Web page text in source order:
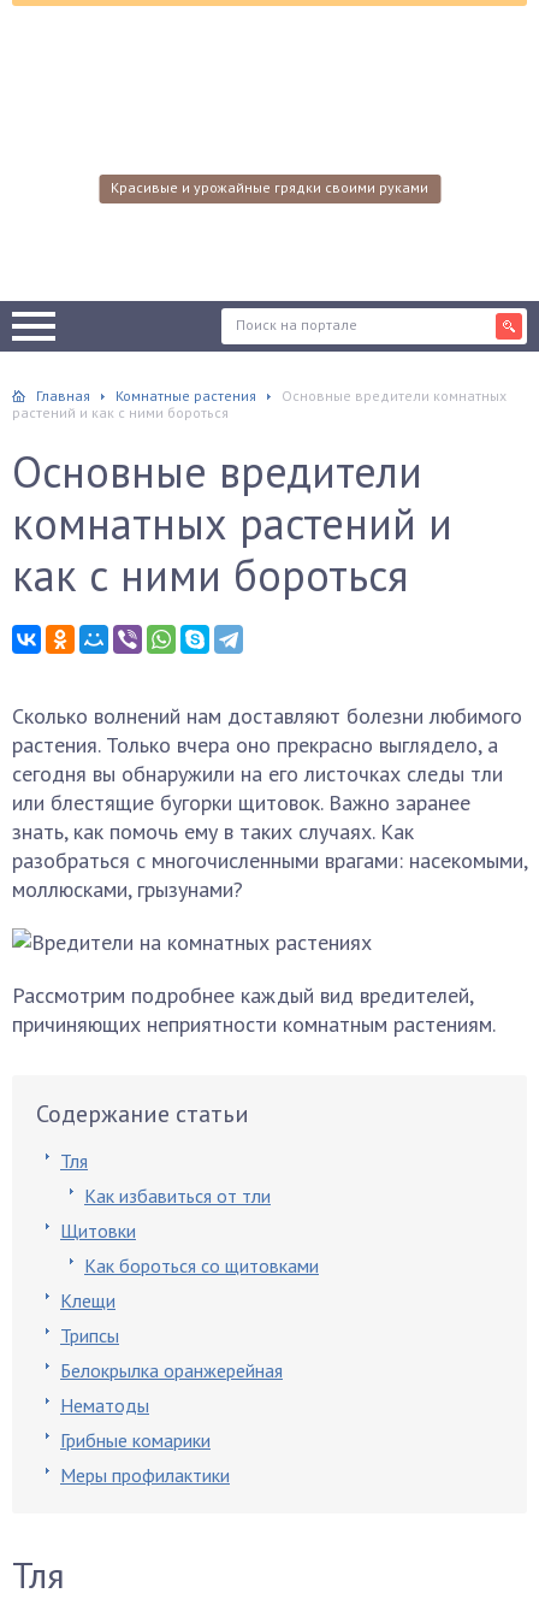
Красивые и урожайные грядки своими руками
Главная Комнатные растения
Основные вредители комнатных
растений и как с ними бороться
Основные вредители
комнатных растений и
как с ними бороться
Сколько волнений нам доставляют болезни любимого
растения. Только вчера оно прекрасно выглядело, а
сегодня вы обнаружили на его листочках следы тли
или блестящие бугорки щитовок. Важно заранее
знать, как помочь ему в таких случаях. Как
разобраться с многочисленными врагами: насекомыми,
моллюсками, грызунами?
Рассмотрим подробнее каждый вид вредителей,
причиняющих неприятности комнатным растениям.
Содержание статьи
Тля
Как избавиться от тли
Щитовки
Как бороться со щитовками
Клещи
Трипсы
Белокрылка оранжерейная
Нематоды
Грибные комарики
Меры профилактики
Тля